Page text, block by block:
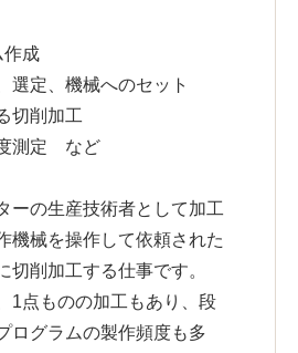
作成
選定、機械へのセット
切削加工
度測定 など
ーの生産技術者として加工
機械を操作して依頼された
切削加工する仕事です。
1点ものの加工もあり、段
ログラムの製作頻度も多